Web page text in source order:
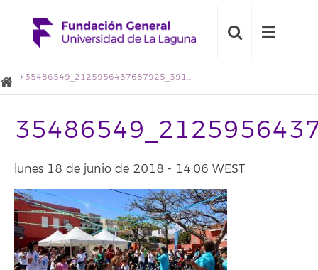
35486549_2125956437687925_3916609603827138560_o
lunes 18 de junio de 2018 - 14:06 WEST